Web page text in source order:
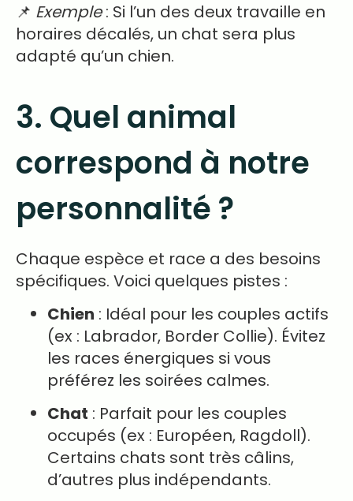
📌 Exemple: Si l’un des deux travaille en
horaires décalés, un chat sera plus
adapté qu’un chien.
3. Quel animal
correspond à notre
personnalité ?
Chaque espèce et race a des besoins
spécifiques. Voici quelques pistes :
Chien : Idéal pour les couples actifs
(ex : Labrador, Border Collie). Évitez
les races énergiques si vous
préférez les soirées calmes.
Chat : Parfait pour les couples
occupés (ex : Européen, Ragdoll).
Certains chats sont très câlins,
d’autres plus indépendants.